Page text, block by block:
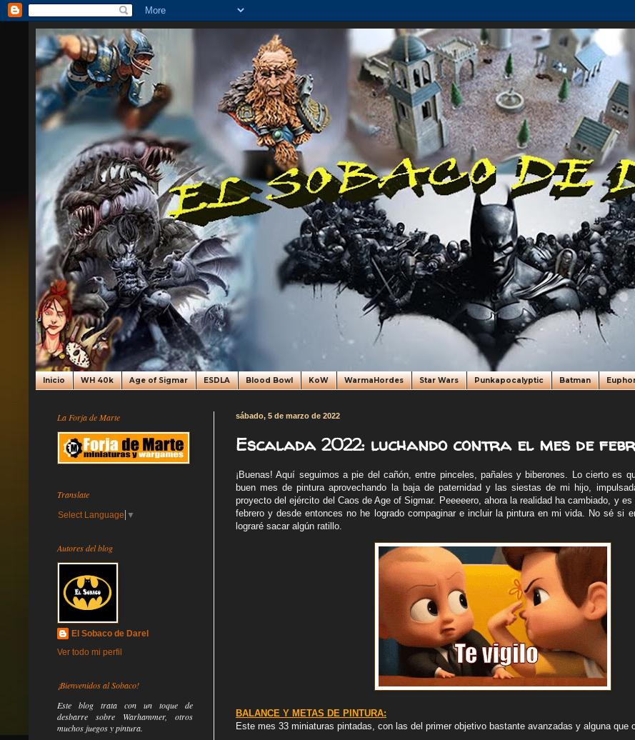
Inicio WH 40k Age of Sigmar ESDLA Blood Bowl KoW WarmaHordes Star Wars Punkapocalyptic Batman
sábado, 5 de marzo de 2022
Escalada 2022: luchando contra el mes de
¡Buenas! Aquí seguimos a pie del cañón, entre pinceles, pañales y biberones. Lo cierto es
buen mes de pintura aprovechando la baja de paternidad y las siestas de mi hijo,
proyecto del ejército del Caos de Age of Sigmar. Peeeeero, ahora la realidad ha cambiado, y
febrero y desde entonces no he logrado compaginar e incluir la pintura en mi vida. No sé si
lograré sacar algún ratillo.
BALANCE Y METAS DE PINTURA:
Este mes 33 miniaturas pintadas, con las del primer objetivo bastante avanzadas y alguna que
La Forja de Marte
Translate
Select Language ▼
Autores del blog
El Sobaco de Darel
Ver todo mi perfil
¡Bienvenidos al Sobaco!
Este blog trata con un toque de
desbarre sobre Warhammer, otros
muchos juegos y pintura.